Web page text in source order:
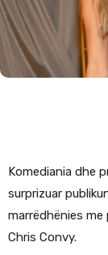
Komediania dhe
surprizuar
marrëdhënies
Chris Convy.